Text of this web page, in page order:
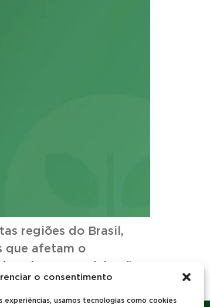
o consentimento
experiências, usamos tecnologias como cookies
regiões do Brasil,
que afetam o
calagem e adubação